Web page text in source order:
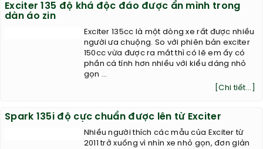
Exciter 135 độ khá độc đáo được ẩn mình trong
dàn áo zin
Exciter 135cc là một dòng xe rất được nhiều
người ưa chuộng. So với phiên bản exciter
150cc vừa được ra mắt thì có lẽ em ấy có
phần cá tính hơn nhiều với kiểu dáng nhỏ
gọn ...
[Chi tiết...]
Spark 135i độ cực chuẩn được lên từ Exciter
Nhiều người thích các mẫu của Exciter từ
2011 trở xuống vì nhìn xe nhỏ gọn, đơn giản